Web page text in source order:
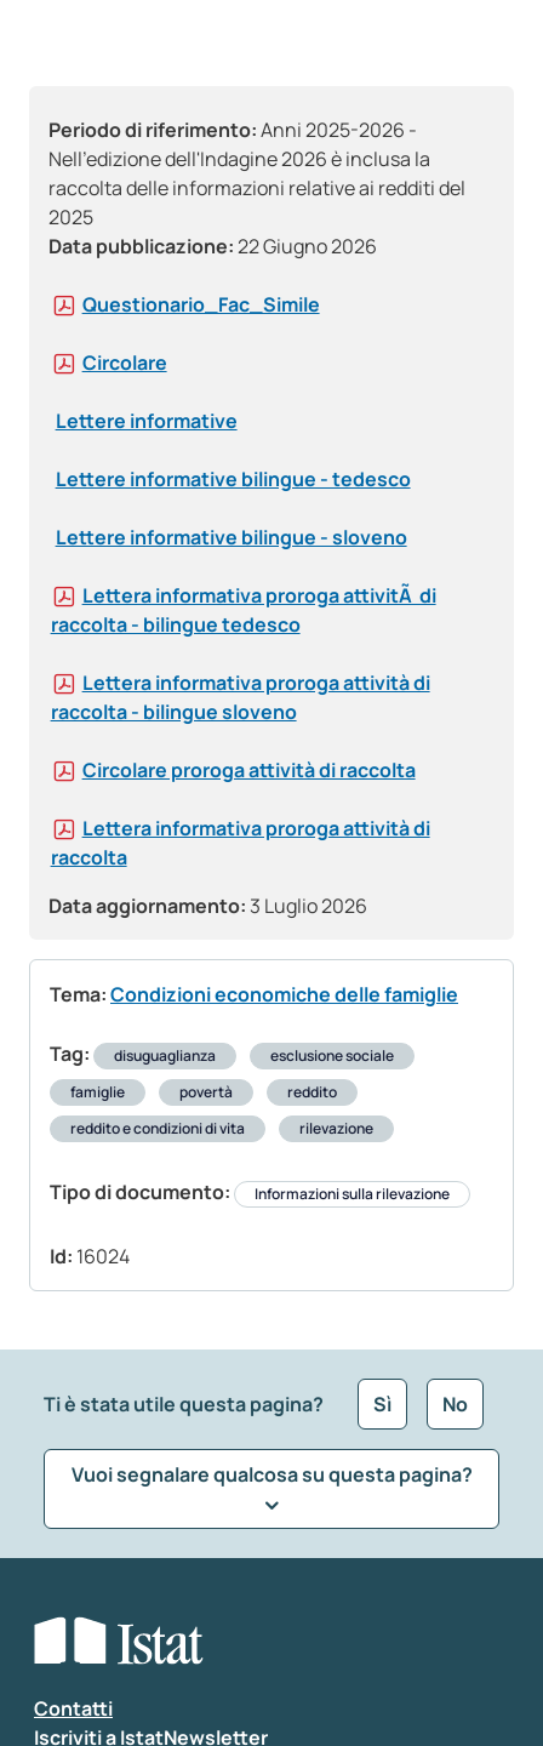
Periodo di riferimento:Anni 2025-2026 -
Nell'edizione dell'Indagine 2026 è inclusa la
raccolta delle informazioni relative ai redditi del
2025
Data pubblicazione:22 Giugno 2026
Questionario_Fac_Simile
Circolare
Lettere informative
Lettere informative bilingue - tedesco
Lettere informative bilingue - sloveno
Lettera informativa proroga attivitÃ di
raccolta - bilingue tedesco
Lettera informativa proroga attività di
raccolta - bilingue sloveno
Circolare proroga attività di raccolta
Lettera informativa proroga attività di
raccolta
Data aggiornamento: 3 Luglio 2026
Tema:Condizioni economiche delle famiglie
Tag: disuguaglianza
esclusione sociale
famiglie
povertà
reddito
reddito e condizioni di vita
rilevazione
Tipo di documento: Informazioni sulla rilevazione
Id: 16024
Ti è stata utile questa pagina? Sì No
Vuoi segnalare qualcosa su questa pagina?
Seleziona la tipologia della segnalazione
Inserisci il tuo commento
Contatti
Iscriviti a IstatNewsletter